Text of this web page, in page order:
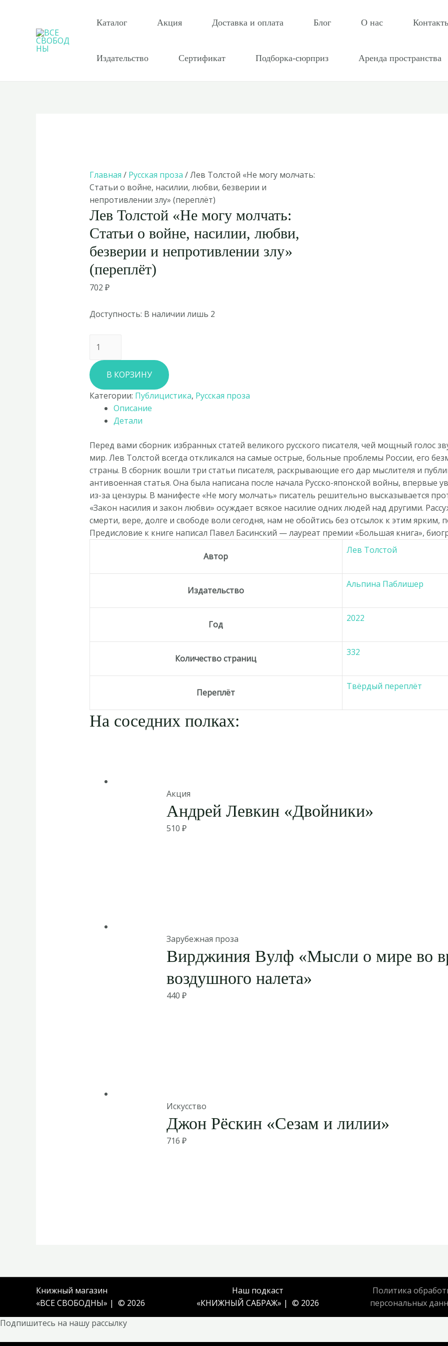
содержимому
Каталог Акция Доставка и оплата Блог О нас
Издательство Сертификат Подборка-сюрприз Аренда пространства
Главная / Русская проза / Лев Толстой «Не могу молчать:
Статьи о войне, насилии, любви, безверии и
непротивлении злу» (переплёт)
Лев Толстой «Не могу молчать:
Статьи о войне, насилии, любви,
безверии и непротивлении злу»
(переплёт)
702 ₽
Доступность: В наличии лишь 2
товара
Лев
Толстой
«Не
молчать:
Статьи
о
войне,
насилии,
любви,
и
злу»
(переплёт)
В КОРЗИНУ
Категории: Публицистика, Русская проза
Описание
Детали
Перед вами сборник избранных статей великого русского писателя, чей мощный голос
мир. Лев Толстой всегда откликался на самые острые, больные проблемы России, его
страны. В сборник вошли три статьи писателя, раскрывающие его дар мыслителя и
антивоенная статья. Она была написана после начала Русско-японской войны, впервые
из-за цензуры. В манифесте «Не могу молчать» писатель решительно высказывается
«Закон насилия и закон любви» осуждает всякое насилие одних людей над другими.
смерти, вере, долге и свободе воли сегодня, нам не обойтись без отсылок к этим ярким,
Предисловие к книге написал Павел Басинский — лауреат премии «Большая книга»,
Автор
Лев Толстой
Издательство
Альпина Паблишер
Год
2022
Количество страниц
332
Переплёт
Твёрдый переплёт
На соседних полках:
Акция
Андрей Левкин «Двойники»
510₽
Зарубежная проза
Вирджиния Вулф «Мысли о мире во
воздушного налета»
440₽
Искусство
Джон Рёскин «Сезам и лилии»
716₽
Книжный магазин
«ВСЕ СВОБОДНЫ» | © 2026
Наш подкаст
«КНИЖНЫЙ САБРАЖ» | © 2026
Политика
персональных
Подпишитесь на нашу рассылку